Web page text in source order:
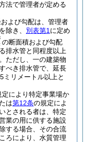
法で管理者が定める
よび勾配は、管理者
除き、 別表第1 に定め
の断面積および勾配
排水管と同程度以上
ただし、一の建築物
べき排水管で、延長
ミリメートル以上と
により特定事業場か
は第12条の規定によ
とされる者は、特定
業の用に供する施設
する場合、その合流
ろにより、水質管理